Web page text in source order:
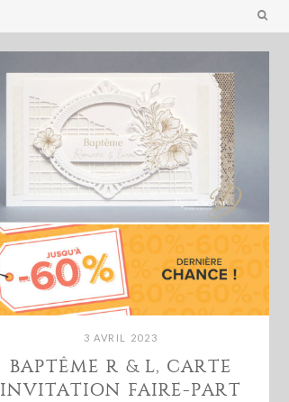
3 AVRIL 2023
BAPTÊME R & L, CARTE
INVITATION FAIRE-PART